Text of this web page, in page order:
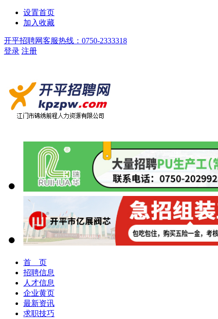
设置首页
加入收藏
开平招聘网客服热线：0750-2333318
登录 注册
首 页
招聘信息
人才信息
企业黄页
最新资讯
求职技巧